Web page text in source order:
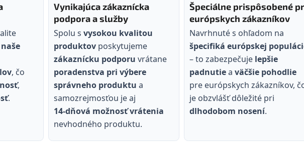
naše
, čo
,
.
Vynikajúca zákaznícka
podpora a služby
Spolu s vysokou kvalitou
produktovposkytujeme
zákaznícku podporu vrátane
poradenstva pri výbere
správneho produktu a
samozrejmosťou je aj
14‑dňová možnosť vrátenia
nevhodného produktu.
Špeciálne prispôsobené
európskych zákazníkov
Navrhnuté s ohľadom na
špecifiká európskej
– to zabezpečuje lepšie
padnutiea väčšie pohodlie
pre európskych zákazníkov,
je obzvlášť dôležité pri
dlhodobom nosení.